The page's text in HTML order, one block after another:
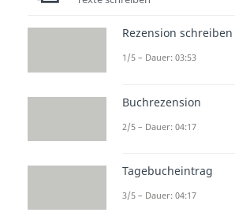
seinen Wert.
Herzliche
Geburtstag!
perfekten
Rezension schreiben
1/5 – Dauer: 03:53
Buchrezension
2/5 – Dauer: 04:17
Tagebucheintrag
3/5 – Dauer: 04:17